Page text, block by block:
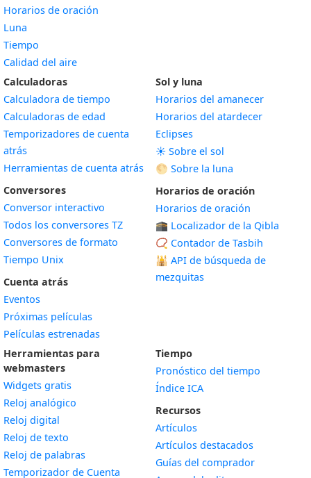
Horarios de oración
Luna
Tiempo
Calidad del aire
Calculadoras
Calculadora de tiempo
Calculadoras de edad
Temporizadores de cuenta
atrás
Herramientas de cuenta atrás
Conversores
Conversor interactivo
Todos los conversores TZ
Conversores de formato
Tiempo Unix
Cuenta atrás
Eventos
Próximas películas
Películas estrenadas
Sol y luna
Horarios del amanecer
Horarios del atardecer
Eclipses
☀️ Sobre el sol
🌕 Sobre la luna
Horarios de oración
Horarios de oración
🕋 Localizador de la Qibla
📿 Contador de Tasbih
🕌 API de búsqueda de
mezquitas
Herramientas para
webmasters
Widgets gratis
Reloj analógico
Reloj digital
Reloj de texto
Reloj de palabras
Temporizador de Cuenta
Tiempo
Pronóstico del tiempo
Índice ICA
Recursos
Artículos
Artículos destacados
Guías del comprador